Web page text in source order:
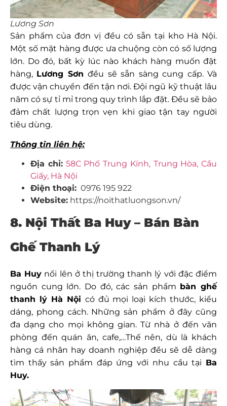
Lương Sơn
Sản phẩm của đơn vị đều có sẵn tại kho Hà Nội.
Một số mặt hàng được ưa chuộng còn có số lượng
lớn. Do đó, bất kỳ lúc nào khách hàng muốn đặt
hàng, Lương Sơnđều sẽ sẵn sàng cung cấp. Và
được vận chuyển đến tận nơi. Đội ngũ kỹ thuật lâu
năm có sự tỉ mỉ trong quy trình lắp đặt. Đều sẽ bảo
đảm chất lượng trọn vẹn khi giao tận tay người
tiêu dùng.
Thông tin liên hệ:
Địa chỉ: 58C Phố Trung Kính, Trung Hòa, Cầu
Giấy, Hà Nội
Điện thoại: 0976 195 922
Website: https://noithatluongson.vn/
8. Nội Thất Ba Huy – Bán Bàn
Ghế Thanh Lý
Ba Huy nổi lên ở thị trường thanh lý với đặc điểm
nguồn cung lớn. Do đó, các sản phẩm bàn ghế
thanh lý Hà Nội có đủ mọi loại kích thước, kiểu
dáng, phong cách. Những sản phẩm ở đây cũng
đa dạng cho mọi không gian. Từ nhà ở đến văn
phòng đến quán ăn, cafe,…Thế nên, dù là khách
hàng cá nhân hay doanh nghiệp đều sẽ dễ dàng
tìm thấy sản phẩm đáp ứng với nhu cầu tại Ba
Huy.